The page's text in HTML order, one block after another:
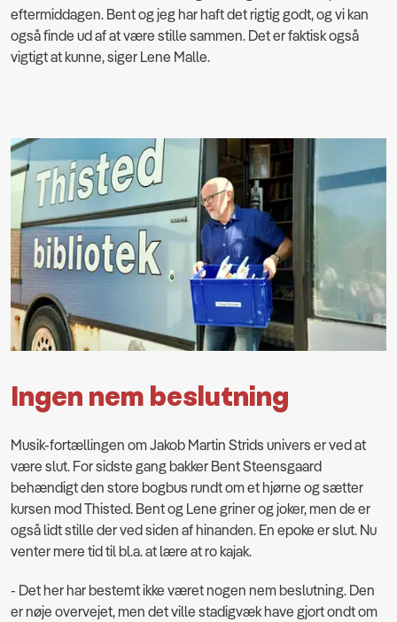
eftermiddagen. Bent og jeg har haft det rigtig godt, og vi kan
også finde ud af at være stille sammen. Det er faktisk også
vigtigt at kunne, siger Lene Malle.
Ingen nem beslutning
Musik-fortællingen om Jakob Martin Strids univers er ved at
være slut. For sidste gang bakker Bent Steensgaard
behændigt den store bogbus rundt om et hjørne og sætter
kursen mod Thisted. Bent og Lene griner og joker, men de er
også lidt stille der ved siden af hinanden. En epoke er slut. Nu
venter mere tid til bl.a. at lære at ro kajak.
- Det her har bestemt ikke været nogen nem beslutning. Den
er nøje overvejet, men det ville stadigvæk have gjort ondt om